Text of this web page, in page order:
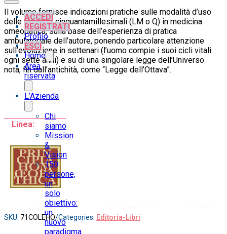
ACCEDI
REGISTRATI
Profilo
ESCI
Home
Area
riservata
L’Azienda
Chi
siamo
Mission
&
Vision
150
persone,
un
solo
obiettivo:
un
nuovo
paradigma
Il volume fornisce indicazioni pratiche sulle modalità d’uso
delle potenze cinquantamillesimali (LM o Q) in medicina
omeopatica, sulla base dell’esperienza di pratica
ambulatoriale dell’autore, ponendo particolare attenzione
sull’evoluzione in settenari (l’uomo compie i suoi cicli vitali
ogni sette anni) e su di una singolare legge dell’Universo
nota, fin dall’antichità, come “Legge dell’Ottava”.
Linea:
SKU: 71COLEHO/Categories: Editoria-Libri